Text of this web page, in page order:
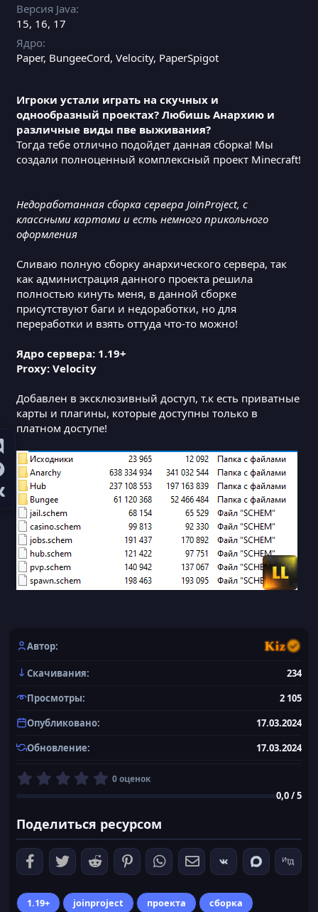
Версия Java
15 16 17
Ядро
Paper BungeeCord Velocity PaperSpigot
Игроки устали играть на скучных и
однообразный проектах? Любишь Анархию и
различные виды пве выживания?
Тогда тебе отлично подойдет данная сборка! Мы
создали полноценный комплексный проект Minecraft!
Недоработанная сборка сервера JoinProject, с
классными картами и есть немного прикольного
оформления
Сливаю полную сборку анархического сервера, так
как администрация данного проекта решила
полностью кинуть меня, в данной сборке
присутствуют баги и недоработки, но для
переработки и взять оттуда что-то можно!
Ядро сервера: 1.19+
Proxy: Velocity
Добавлен в эксклюзивный доступ, т.к есть приватные
карты и плагины, которые доступны только в
платном доступе!
Автор Kiz
Скачивания
234
Просмотры
2 105
Опубликовано
17.03.2024
Обновление
17.03.2024
0
0
з
в
ё
з
0 оценок
0,0 / 5
Поделиться ресурсом
1.19+ joinproject проекта
сборка